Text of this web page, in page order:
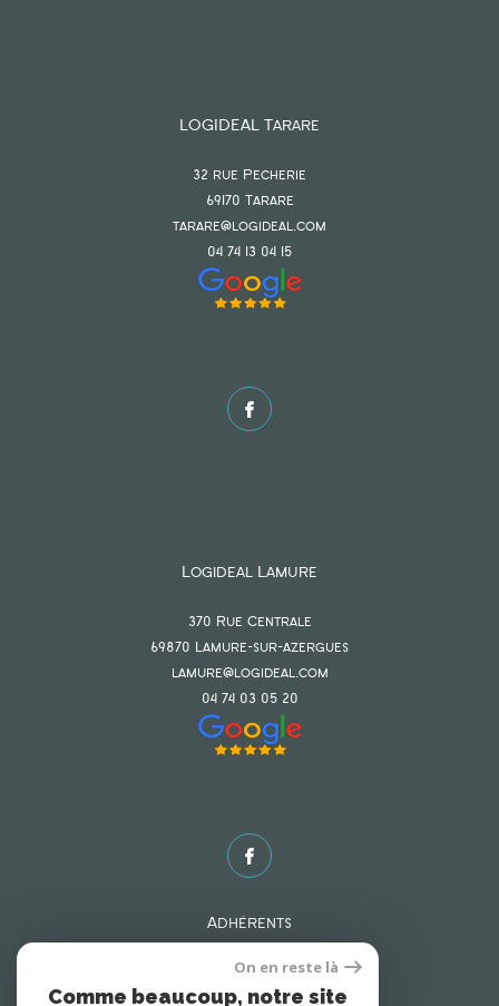
LOGIDEAL Tarare
32 rue Pecherie
69170 tarare
tarare@logideal.com
04 74 13 04 15
Logideal Lamure
370 Rue Centrale
69870 lamure-sur-azergues
lamure@logideal.com
04 74 03 05 20
Adhérents
On en reste là
Comme beaucoup, notre site